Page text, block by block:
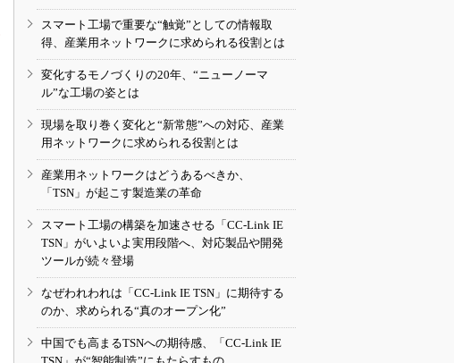
スマート工場で重要な“触覚”としての情報取
得、産業用ネットワークに求められる役割とは
変化するモノづくりの20年、“ニューノーマ
ル”な工場の姿とは
現場を取り巻く変化と“新常態”への対応、産業
用ネットワークに求められる役割とは
産業用ネットワークはどうあるべきか、
「TSN」が起こす製造業の革命
スマート工場の構築を加速させる「CC-Link IE
TSN」がいよいよ実用段階へ、対応製品や開発
ツールが続々登場
なぜわれわれは「CC-Link IE TSN」に期待する
のか、求められる“真のオープン化”
中国でも高まるTSNへの期待感、「CC-Link IE